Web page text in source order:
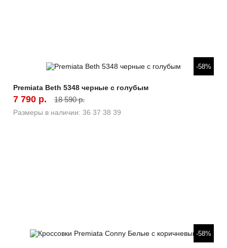
Быстрый просмотр -58%
Premiata Beth 5348 черные с голубым
7 790 р. 18 590 р.
Размеры в наличии: 36 37 38 39
Быстрый просмотр -58%